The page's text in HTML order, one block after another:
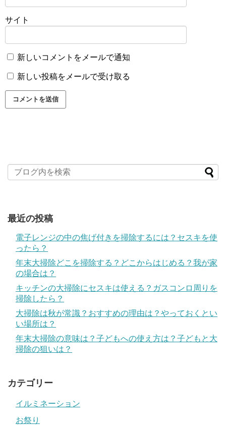
サイト
新しいコメントをメールで通知
新しい投稿をメールで受け取る
最近の投稿
電子レンジの中の焦げ付きを掃除するには？セスキを使
ったら？
年末大掃除どこを掃除する？どこからはじめる？我が家
の場合は？
キッチンの大掃除にセスキは使える？ガスコンロ周りを
掃除したら？
大掃除は秋が常識？おすすめの理由は？やっておくとい
い場所は？
年末大掃除の意味は？子どもへの使え方は？子どもと大
掃除の狙いは？
カテゴリー
イルミネーション
お祭り